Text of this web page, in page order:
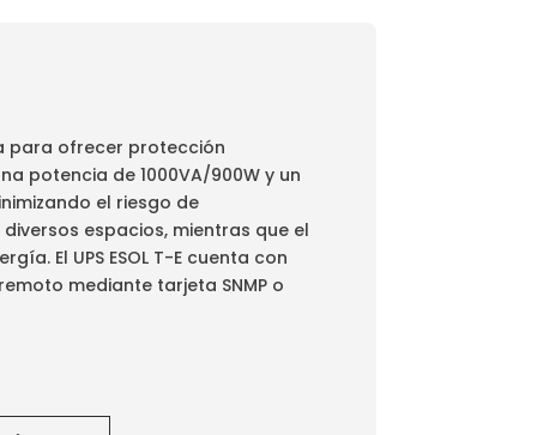
para ofrecer protección
potencia de 1000VA/900W y un
el riesgo de
espacios, mientras que el
El UPS ESOL T-E cuenta con
mediante tarjeta SNMP o